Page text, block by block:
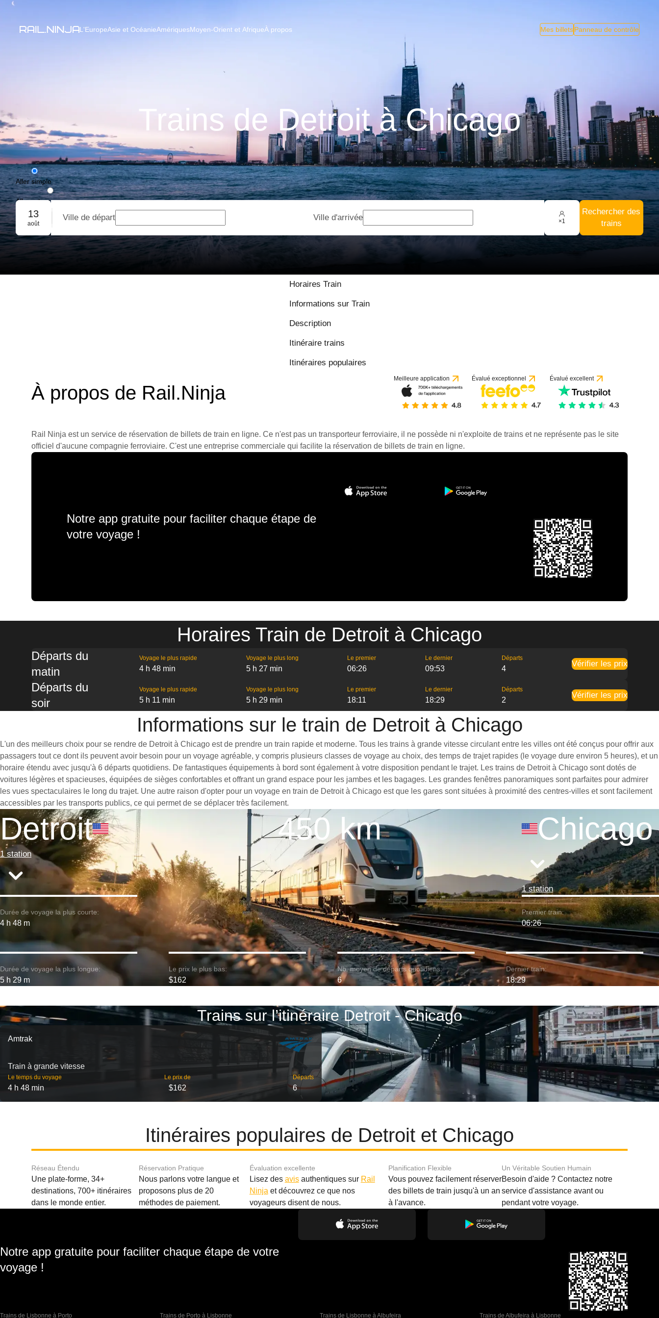
L'EuropeAsie et OcéanieAmériquesMoyen-Orient et AfriqueÀ propos Mes billetsPanneau de contrôle
Trains de Detroit à Chicago
Aller simple
Aller-retour
Réservation de groupe
13
août
Ville de départ Ville d'arrivée ×1
Rechercher des
trains
Horaires Train
Informations sur Train
Description
Itinéraire trains
Itinéraires populaires
À propos de Rail.Ninja
Meilleure application Évalué exceptionnel Évalué excellent
Rail Ninja est un service de réservation de billets de train en ligne. Ce n'est pas un transporteur ferroviaire, il ne possède ni n'exploite de trains et ne représente pas le site
officiel d'aucune compagnie ferroviaire. C'est une entreprise commerciale qui facilite la réservation de billets de train en ligne.
Notre app gratuite pour faciliter chaque étape de
votre voyage !
Horaires Train de Detroit à Chicago
Départs du
matin
Voyage le plus rapide
4 h 48 min
Voyage le plus long
5 h 27 min
Le premier
06:26
Le dernier
09:53
Départs
4
Vérifier les prix
Départs du
soir
Voyage le plus rapide
5 h 11 min
Voyage le plus long
5 h 29 min
Le premier
18:11
Le dernier
18:29
Départs
2
Vérifier les prix
Informations sur le train de Detroit à Chicago
L'un des meilleurs choix pour se rendre de Detroit à Chicago est de prendre un train rapide et moderne. Tous les trains à grande vitesse circulant entre les villes ont été conçus pour offrir aux
passagers tout ce dont ils peuvent avoir besoin pour un voyage agréable, y compris plusieurs classes de voyage au choix, des temps de trajet rapides (le voyage dure environ 5 heures), et un
horaire étendu avec jusqu'à 6 départs quotidiens. De fantastiques équipements à bord sont également à votre disposition pendant le trajet. Les trains de Detroit à Chicago sont dotés de
voitures légères et spacieuses, équipées de sièges confortables et offrant un grand espace pour les jambes et les bagages. Les grandes fenêtres panoramiques sont parfaites pour admirer
les vues spectaculaires le long du trajet. Une autre raison d'opter pour un voyage en train de Detroit à Chicago est que les gares sont situées à proximité des centres-villes et sont facilement
accessibles par les transports publics, ce qui permet de se déplacer très facilement.
Detroit
1 station
450 km Chicago
1 station
Durée de voyage la plus courte:
4 h 48 m
Premier train:
06:26
Durée de voyage la plus longue:
5 h 29 m
Le prix le plus bas:
$162
Nb. moyen de départs quotidiens:
6
Dernier train:
18:29
Trains sur l’itinéraire Detroit - Chicago
Amtrak
Train à grande vitesse
Le temps du voyage
4 h 48 min
Le prix de
$162
Départs
6
Itinéraires populaires de Detroit et Chicago
8.9 / 10 basé sur 1 avis
Réseau Étendu
Une plate-forme, 34+
destinations, 700+ itinéraires
dans le monde entier.
Réservation Pratique
Nous parlons votre langue et
proposons plus de 20
méthodes de paiement.
Évaluation excellente
Lisez des avisauthentiques sur Rail
Ninja et découvrez ce que nos
voyageurs disent de nous.
Planification Flexible
Vous pouvez facilement réserver
des billets de train jusqu'à un an
à l'avance.
Un Véritable Soutien Humain
Besoin d'aide ? Contactez notre
service d'assistance avant ou
pendant votre voyage.
Notre app gratuite pour faciliter chaque étape de votre
voyage !
Trains de Lisbonne à Porto Trains de Porto à Lisbonne Trains de Lisbonne à Albufeira Trains de Albufeira à Lisbonne